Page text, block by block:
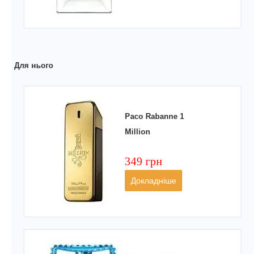
Для нього
Paco Rabanne 1
Million
349 грн
Докладніше